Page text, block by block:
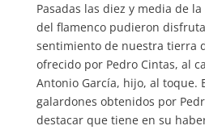
Pasadas las diez y media de
del flamenco pudieron
sentimiento de nuestra tierra
ofrecido por Pedro Cintas, al
Antonio García, hijo, al toque.
galardones obtenidos por
destacar que tiene en su